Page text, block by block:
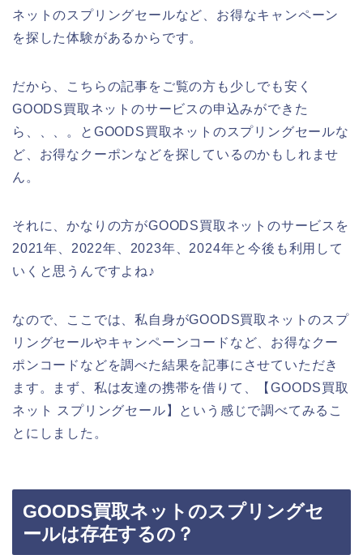
ネットのスプリングセールなど、お得なキャンペーン
を探した体験があるからです。
だから、こちらの記事をご覧の方も少しでも安く
GOODS買取ネットのサービスの申込みができた
ら、、、。とGOODS買取ネットのスプリングセールな
ど、お得なクーポンなどを探しているのかもしれませ
ん。
それに、かなりの方がGOODS買取ネットのサービスを
2021年、2022年、2023年、2024年と今後も利用して
いくと思うんですよね♪
なので、ここでは、私自身がGOODS買取ネットのスプ
リングセールやキャンペーンコードなど、お得なクー
ポンコードなどを調べた結果を記事にさせていただき
ます。まず、私は友達の携帯を借りて、【GOODS買取
ネット スプリングセール】という感じで調べてみるこ
とにしました。
GOODS買取ネットのスプリングセ
ールは存在するの？